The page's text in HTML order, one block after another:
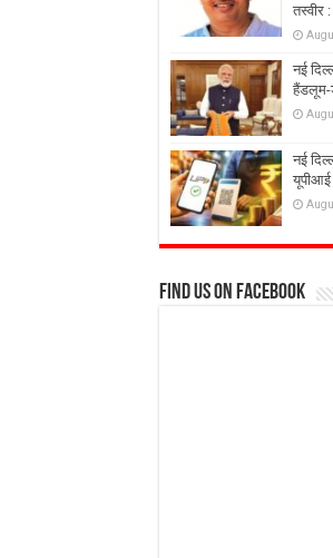
तस्वीर
नई
हैंडलूम-
नई
यूपीआई
Find us on Facebook